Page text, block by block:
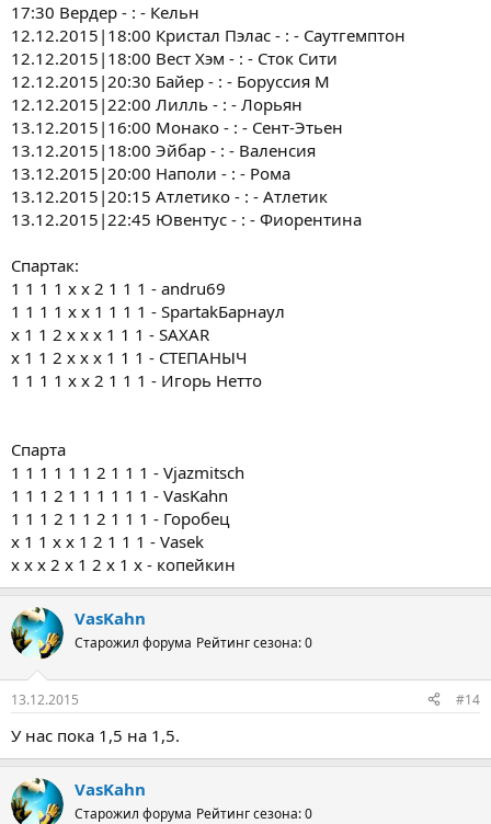
17:30 Вердер - : - Кельн
12.12.2015|18:00 Кристал Пэлас - : - Саутгемптон
12.12.2015|18:00 Вест Хэм - : - Сток Сити
12.12.2015|20:30 Байер - : - Боруссия М
12.12.2015|22:00 Лилль - : - Лорьян
13.12.2015|16:00 Монако - : - Сент-Этьен
13.12.2015|18:00 Эйбар - : - Валенсия
13.12.2015|20:00 Наполи - : - Рома
13.12.2015|20:15 Атлетико - : - Атлетик
13.12.2015|22:45 Ювентус - : - Фиорентина
Спартак:
1 1 1 1 x x 2 1 1 1 - andru69
1 1 1 1 x x 1 1 1 1 - SpartakБарнаул
x 1 1 2 x x x 1 1 1 - SAXAR
x 1 1 2 x x x 1 1 1 - СТЕПАНЫЧ
1 1 1 1 x x 2 1 1 1 - Игорь Нетто
Спарта
1 1 1 1 1 1 2 1 1 1 - Vjazmitsch
1 1 1 2 1 1 1 1 1 1 - VasKahn
1 1 1 2 1 1 2 1 1 1 - Горобец
x 1 1 x x 1 2 1 1 1 - Vasek
х х х 2 х 1 2 х 1 х - копейкин
VasKahn
Старожил форума Рейтинг сезона: 0
13.12.2015 #14
У нас пока 1,5 на 1,5.
VasKahn
Старожил форума Рейтинг сезона: 0